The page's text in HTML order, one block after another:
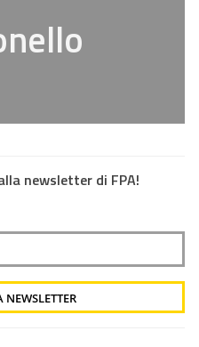
newsletter di FPA!